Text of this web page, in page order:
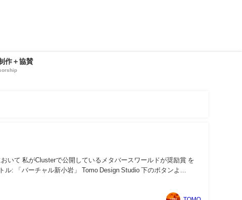
作＋協賛
いて 私がClusterで公開しているメタバースワールドが奨励賞 を
: 「バーチャル新小岩」 Tomo Design Studio 下のボタンよ...